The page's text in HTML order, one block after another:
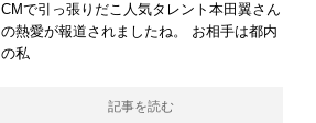
CMで引っ張りだこ人気タレント本田翼さん
の熱愛が報道されましたね。 お相手は都内
の私
記事を読む